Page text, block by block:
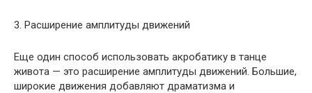
3. Расширение амплитуды движений
Еще один способ использовать акробатику в танце
живота — это расширение амплитуды движений. Большие,
широкие движения добавляют драматизма и